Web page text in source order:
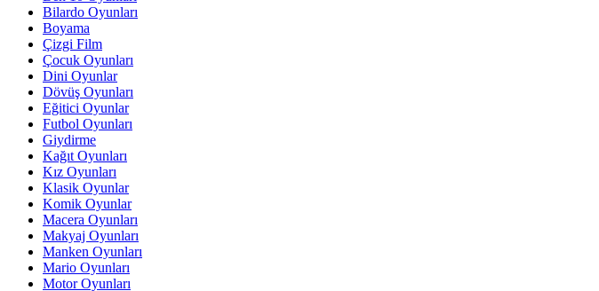
Bilardo Oyunları
Boyama
Çizgi Film
Çocuk Oyunları
Dini Oyunlar
Dövüş Oyunları
Eğitici Oyunlar
Futbol Oyunları
Giydirme
Kağıt Oyunları
Kız Oyunları
Klasik Oyunlar
Komik Oyunlar
Macera Oyunları
Makyaj Oyunları
Manken Oyunları
Mario Oyunları
Motor Oyunları